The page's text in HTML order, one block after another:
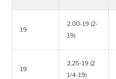
19
2.00-19 (2-
19)
19
2.25-19 (2
1/4-19)